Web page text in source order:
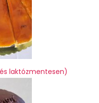
laktózmentesen)